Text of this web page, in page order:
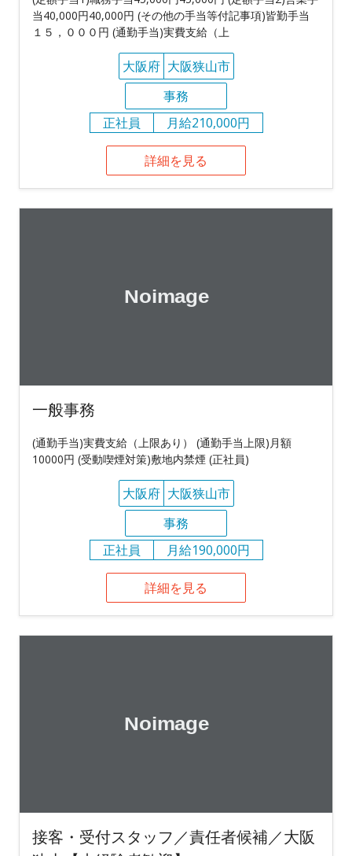
当40,000円40,000円 (その他の手当等付記事項)皆勤手当
１５，０００円 (通勤手当)実費支給（上
大阪府 大阪狭山市
事務
正社員
月給210,000円
詳細を見る
一般事務
(通勤手当)実費支給（上限あり） (通勤手当上限)月額
10000円 (受動喫煙対策)敷地内禁煙 (正社員)
大阪府 大阪狭山市
事務
正社員
月給190,000円
詳細を見る
接客・受付スタッフ／責任者候補／大阪